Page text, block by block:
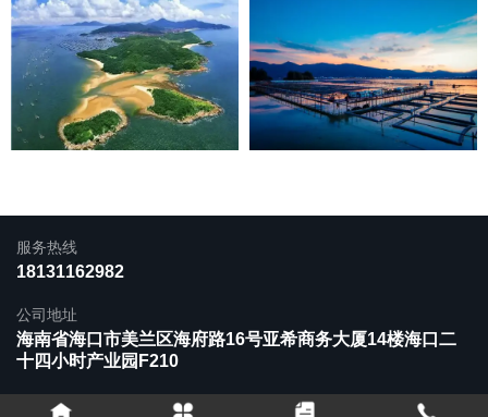
首页
服务热线
18131162982
公司地址
海南省海口市美兰区海府路16号亚希商务大厦14楼海口二
十四小时产业园F210